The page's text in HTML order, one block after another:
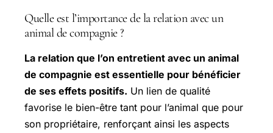
Quelle est l’importance de la relation avec un
animal de compagnie ?
La relation que l’on entretient avec un animal
de compagnie est essentielle pour bénéficier
de ses effets positifs. Un lien de qualité
favorise le bien-être tant pour l’animal que pour
son propriétaire, renforçant ainsi les aspects